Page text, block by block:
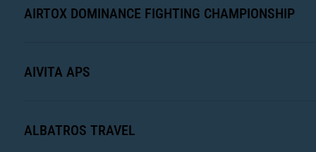
AIRTOX DOMINANCE FIGHTING CHAMPIONSHIP
AIVITA APS
ALBATROS TRAVEL